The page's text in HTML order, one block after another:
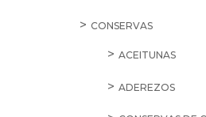
CONSERVAS
ACEITUNAS
ADEREZOS